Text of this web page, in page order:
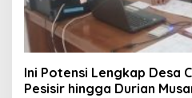
Ini Potensi Lengkap Desa
Pesisir hingga Durian